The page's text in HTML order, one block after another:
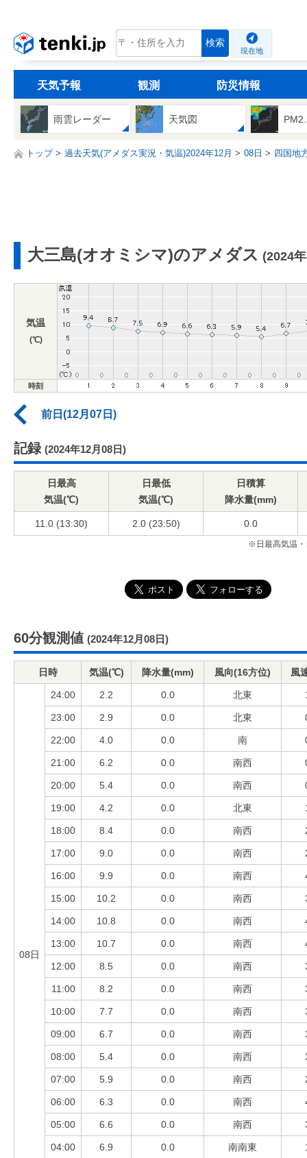
tenki.jp 検索
現在地
天気予報 観測 防災情報
雨雲レーダー 天気図
トップ 過去天気(アメダス実況・気温)2024年12月 08日 四国地
大三島(オオミシマ)のアメダス (2024
気温
(℃)
時刻
前日(12月07日)
記録 (2024年12月08日)
日最高
気温(℃)
日最低
気温(℃)
日積算
降水量(mm)
11.0 (13:30) 2.0 (23:50) 0.0
※日最高気温・
60分観測値 (2024年12月08日)
日時 気温(℃) 降水量(mm) 風向(16方位) 風
08日
24:00 2.2 0.0 北東
23:00 2.9 0.0 北東
22:00 4.0 0.0 南
21:00 6.2 0.0 南西
20:00 5.4 0.0 南西
19:00 4.2 0.0 北東
18:00 8.4 0.0 南西
17:00 9.0 0.0 南西
16:00 9.9 0.0 南西
15:00 10.2 0.0 南西
14:00 10.8 0.0 南西
13:00 10.7 0.0 南西
12:00 8.5 0.0 南西
11:00 8.2 0.0 南西
10:00 7.7 0.0 南西
09:00 6.7 0.0 南西
08:00 5.4 0.0 南西
07:00 5.9 0.0 南西
06:00 6.3 0.0 南西
05:00 6.6 0.0 南西
04:00 6.9 0.0 南南東